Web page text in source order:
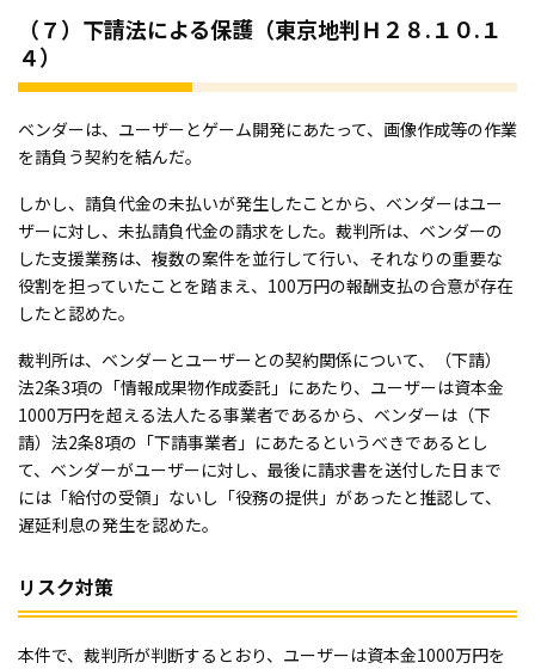
（７）下請法による保護（東京地判Ｈ２８.１０.１
４）
ベンダーは、ユーザーとゲーム開発にあたって、画像作成等の作業
を請負う契約を結んだ。
しかし、請負代金の未払いが発生したことから、ベンダーはユー
ザーに対し、未払請負代金の請求をした。裁判所は、ベンダーの
した支援業務は、複数の案件を並行して行い、それなりの重要な
役割を担っていたことを踏まえ、100万円の報酬支払の合意が存在
したと認めた。
裁判所は、ベンダーとユーザーとの契約関係について、（下請）
法2条3項の「情報成果物作成委託」にあたり、ユーザーは資本金
1000万円を超える法人たる事業者であるから、ベンダーは（下
請）法2条8項の「下請事業者」にあたるというべきであるとし
て、ベンダーがユーザーに対し、最後に請求書を送付した日まで
には「給付の受領」ないし「役務の提供」があったと推認して、
遅延利息の発生を認めた。
リスク対策
本件で、裁判所が判断するとおり、ユーザーは資本金1000万円を